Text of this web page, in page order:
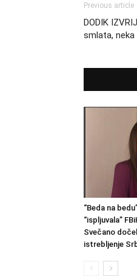
Previous article
DODIK
smlata, neka
“Beda na
“ispljuvala”
Svečano
istrebljenje